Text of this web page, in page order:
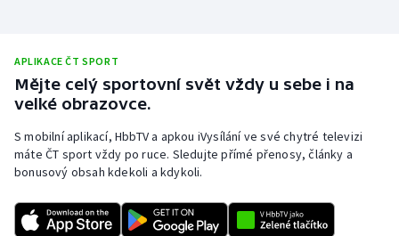
APLIKACE ČT SPORT
Mějte celý sportovní svět vždy u sebe i na
velké obrazovce.
S mobilní aplikací, HbbTV a apkou iVysílání ve své chytré televizi
máte ČT sport vždy po ruce. Sledujte přímé přenosy, články a
bonusový obsah kdekoli a kdykoli.